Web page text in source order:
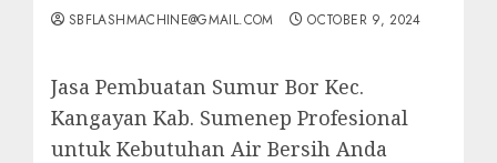
SBFLASHMACHINE@GMAIL.COM OCTOBER 9, 2024
Jasa Pembuatan Sumur Bor Kec.
Kangayan Kab. Sumenep Profesional
untuk Kebutuhan Air Bersih Anda